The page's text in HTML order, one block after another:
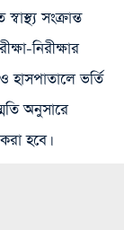
সংক্রান্ত
নিরীক্ষার
ভর্তি
অনুসারে
হবে।